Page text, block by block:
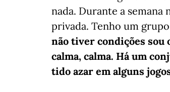
nada. Durante a semana
privada. Tenho um
não tiver condições sou
calma, calma. Há um
tido azar em alguns